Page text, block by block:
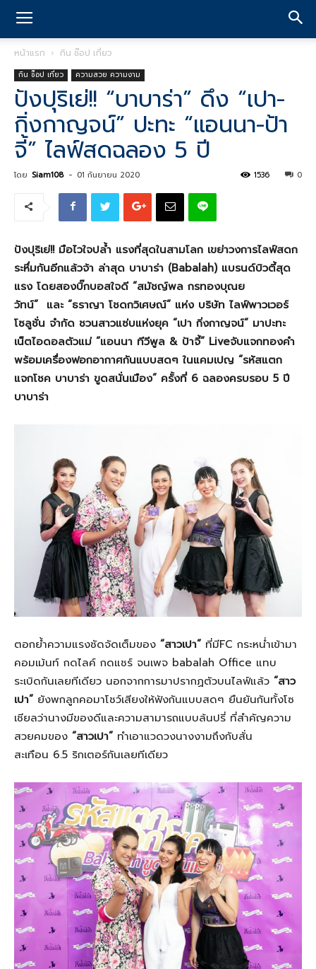
หน้าแรก กิน ช๊อป เที่ยว
กิน ช๊อป เที่ยว ความสวย ความงาม
ปังปุริเย่!! “บาบาร่า” ดึง “เปา-
กิ่งกาญจน์” ปะทะ “แอนนา-ป้า
จี้” ไลฟ์สดฉลอง 5 ปี
โดย Siam108 - 01 กันยายน 2020 0
1536
ปังปุริเย่!!มือไวใจปล้ำ แรงที่สุดในสามโลก เขย่าวงการไลฟ์สดก
ระหึ่มกันอีกแล้วจ้า ล่าสุด บาบาร่า (Babalah) แบรนด์บิวตี้สุด
แรง โดยสองบิ๊กบอสใจดี “สมัชญ์พล กรทองบุณย
วัทน์” และ “ธราญา โชดกวิเศษณ์” แห่ง บริษัท ไลฟ์พาวเวอร์
โซลูชั่น จำกัด ชวนสาวแซ่บแห่งยุค “เปา กิ่งกาญจน์” มาปะทะ
เน็ตไอดอลตัวแม่ “แอนนา ทีวีพูล & ป้าจี้” Liveจับแจกทองคำ
พร้อมเครื่องฟอกอากาศกันแบบสดๆ ในแคมเปญ “รหัสแตก
แจกโชค บาบาร่า ขูดสนั่นเมือง” ครั้งที่ 6 ฉลองครบรอบ 5ปี
บาบาร่า
ตอกย้ำความแรงชัดจัดเต็มของ “สาวเปา” ที่มีFC กระหน่ำเข้ามา
คอมเม้นท์ กดไลค์ กดแชร์ จนเพจ babalah Office แทบ
ระเบิดกันเลยทีเดียว นอกจากการมาปรากฏตัวบนไลฟ์แล้ว “สาว
เปา” ยังพกลูกคอมาโชว์เสียงให้ฟังกันแบบสดๆ ยืนยันกันทั้งโซ
เชียลว่านางมีของดีและความสามารถแบบล้นปรี่ ที่สำคัญความ
สวยคมของ “สาวเปา” ทำเอาแวดวงนางงามถึงกับสั่น
สะเทือน 6.5 ริกเตอร์กันเลยทีเดียว